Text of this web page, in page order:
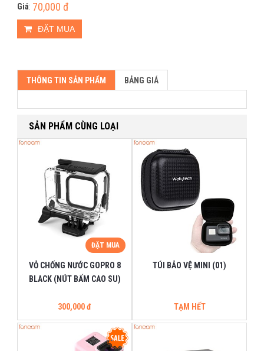
Giá: 70,000 đ
ĐẶT MUA
THÔNG TIN SẢN PHẨM BẢNG GIÁ
SẢN PHẨM CÙNG LOẠI
ĐẶT MUA
VỎ CHỐNG NƯỚC GOPRO 8
BLACK (NÚT BẤM CAO SU)
300,000 đ
TÚI BẢO VỆ MINI (01)
TẠM HẾT